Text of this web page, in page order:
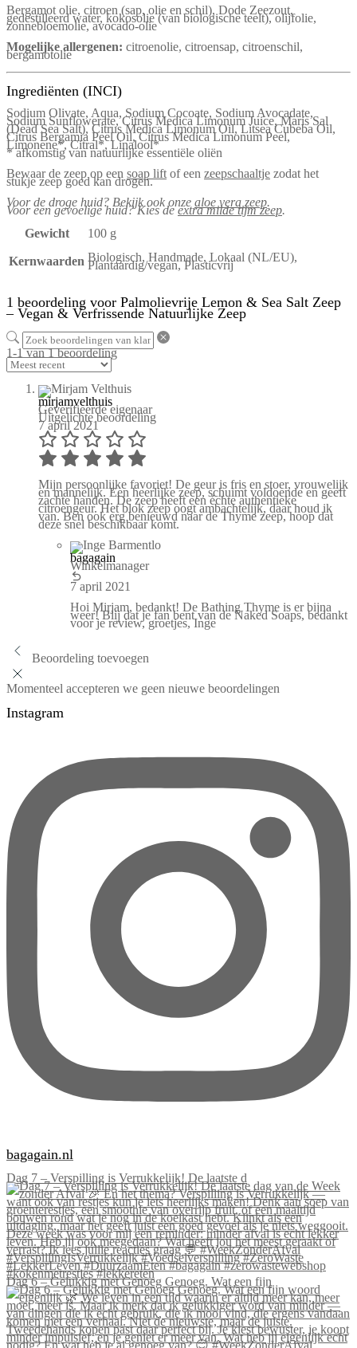
Bergamot olie, citroen (sap, olie en schil), Dode Zeezout,
gedestilleerd water, kokosolie (van biologische teelt), olijfolie,
zonnebloemolie, avocado-olie
Mogelijke allergenen: citroenolie, citroensap, citroenschil,
bergamotolie
Ingrediënten (INCI)
Sodium Olivate, Aqua, Sodium Cocoate, Sodium Avocadate,
Sodium Sunflowerate, Citrus Medica Limonum Juice, Maris Sal
(Dead Sea Salt), Citrus Medica Limonum Oil, Litsea Cubeba Oil,
Citrus Bergamia Peel Oil, Citrus Medica Limonum Peel,
Limonene*, Citral*, Linalool*
* afkomstig van natuurlijke essentiële oliën
Bewaar de zeep op een soap lift of een zeepschaaltje zodat het
stukje zeep goed kan drogen.
Voor de droge huid? Bekijk ook onze aloe vera zeep.
Voor een gevoelige huid? Kies deextra milde tijm zeep.
Gewicht
100 g
Kernwaarden Biologisch, Handmade, Lokaal (NL/EU),
Plantaardig/vegan, Plasticvrij
1 beoordeling voor Palmolievrije Lemon & Sea Salt Zeep
– Vegan & Verfrissende Natuurlijke Zeep
1-1 van 1 beoordeling
mirjamvelthuis
Geverifieerde eigenaar
Uitgelichte beoordeling
7 april 2021
Mijn persoonlijke favoriet! De geur is fris en stoer, vrouwelijk
en mannelijk. Een heerlijke zeep, schuimt voldoende en geeft
zachte handen. De zeep heeft een échte authentieke
citroengeur. Het blok zeep oogt ambachtelijk, daar houd ik
van. Ben ook erg benieuwd naar de Thyme zeep, hoop dat
deze snel beschikbaar komt.
bagagain
Winkelmanager
7 april 2021
Hoi Mirjam, bedankt! De Bathing Thyme is er bijna
weer! Blij dat je fan bent van de Naked Soaps, bedankt
voor je review, groetjes, Inge
Beoordeling toevoegen
Momenteel accepteren we geen nieuwe beoordelingen
Instagram
bagagain.nl
Dag 7 – Verspilling is Verrukkelijk! De laatste d
Dag 6 – Gelukkig met Genoeg Genoeg. Wat een fijn